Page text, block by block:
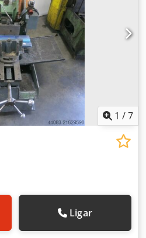
- Torno manual Crjdpfx
através do torno -
1 /7
Ligar